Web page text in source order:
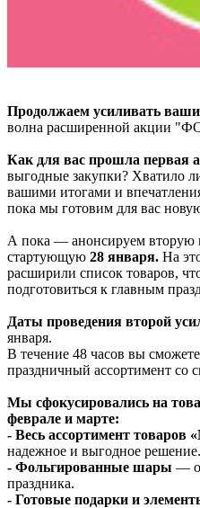
Продолжаем усиливать
волна расширенной акции
Как для вас прошла первая
выгодные закупки? Хватило
вашими итогами и
пока мы готовим для вас
А пока — анонсируем вторую
стартующую 28 января. На
расширили список товаров,
подготовиться к главным
Даты проведения второй
января.
В течение 48 часов вы
праздничный ассортимент со
Мы сфокусировались на
феврале и марте:
- Весь ассортимент
надежное и выгодное решение.
- Фольгированные шары —
праздника.
- Готовые подарки и